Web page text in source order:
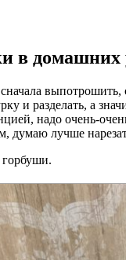
в
выпотрошить,
и разделать, а
надо очень-
думаю лучше
горбуши.